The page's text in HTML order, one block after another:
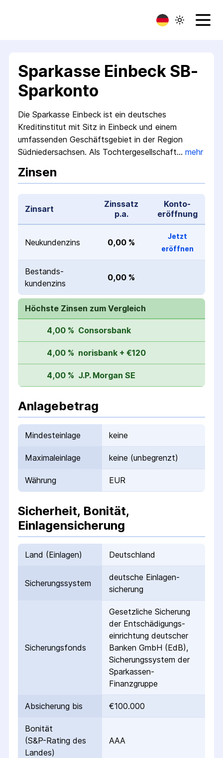
Sparkasse Einbeck SB-
Sparkonto
Die Sparkasse Einbeck ist ein deutsches
Kreditinstitut mit Sitz in Einbeck und einem
umfassenden Geschäftsgebiet in der Region
Südniedersachsen. Als Tochtergesellschaft… mehr
Zinsen
Zinsart
Zinssatz
p.a.
Konto­
eröffnung
Neukunden­zins 0,00 %
Jetzt
eröffnen
Bestands­
kunden­zins
0,00 %
Höchste Zinsen zum Vergleich
4,00 % Consorsbank
4,00 % norisbank + €120
4,00 % J.P. Morgan SE
Anlagebetrag
Mindesteinlage keine
Maximaleinlage keine (unbegrenzt)
Währung EUR
Sicherheit, Bonität,
Einlagensicherung
Land (Einlagen) Deutschland
Sicherungs­system
deutsche Einlagen­
sicherung
Sicherungs­fonds
Gesetzliche Sicherung
der Entschädigungs­
einrichtung deutscher
Banken GmbH (EdB),
Sicherungssystem der
Sparkassen-
Finanzgruppe
Absicherung bis €100.000
Bonität
(S&P-Rating des
Landes)
AAA